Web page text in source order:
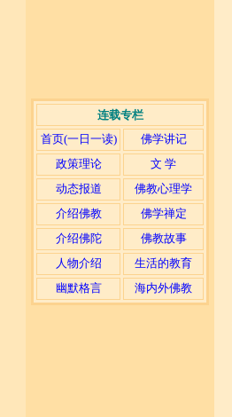
连载专栏
首页(一日一读)
佛学讲记
政策理论
文 学
动态报道
佛教心理学
介绍佛教
佛学禅定
介绍佛陀
佛教故事
人物介绍
生活的教育
幽默格言
海内外佛教